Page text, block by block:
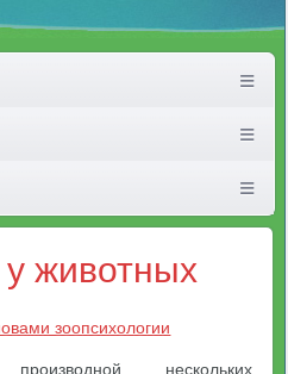
у животных
зоопсихологии
нескольких